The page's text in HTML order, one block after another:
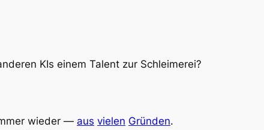
KIs einem Talent zur Schleimerei?
wieder — aus vielen Gründen.